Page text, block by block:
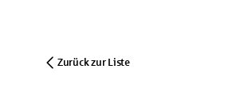
Zurück zur Liste